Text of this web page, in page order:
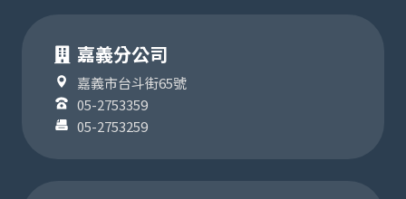
嘉義分公司
嘉義市台斗街65號
05-2753359
05-2753259